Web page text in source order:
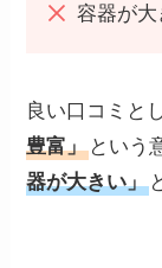
容器が大
良い口コミと
豊富」 という
器が大きい」